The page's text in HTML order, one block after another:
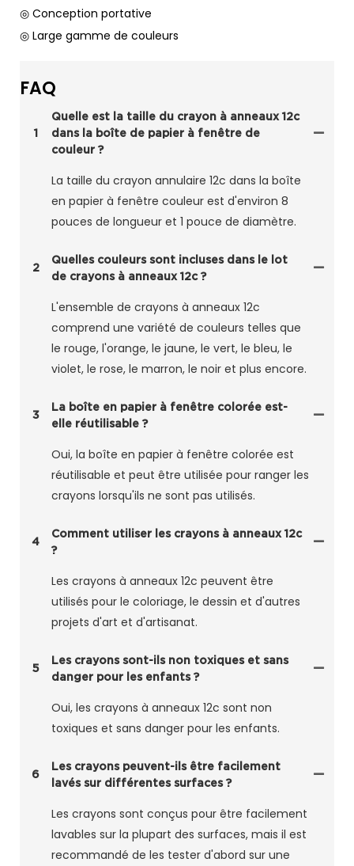
◎ Conception portative
◎ Large gamme de couleurs
FAQ
1
Quelle est la taille du crayon à anneaux 12c
dans la boîte de papier à fenêtre de
couleur ?
La taille du crayon annulaire 12c dans la boîte
en papier à fenêtre couleur est d'environ 8
pouces de longueur et 1 pouce de diamètre.
2
Quelles couleurs sont incluses dans le lot
de crayons à anneaux 12c ?
L'ensemble de crayons à anneaux 12c
comprend une variété de couleurs telles que
le rouge, l'orange, le jaune, le vert, le bleu, le
violet, le rose, le marron, le noir et plus encore.
3
La boîte en papier à fenêtre colorée est-
elle réutilisable ?
Oui, la boîte en papier à fenêtre colorée est
réutilisable et peut être utilisée pour ranger les
crayons lorsqu'ils ne sont pas utilisés.
4
Comment utiliser les crayons à anneaux 12c
?
Les crayons à anneaux 12c peuvent être
utilisés pour le coloriage, le dessin et d'autres
projets d'art et d'artisanat.
5
Les crayons sont-ils non toxiques et sans
danger pour les enfants ?
Oui, les crayons à anneaux 12c sont non
toxiques et sans danger pour les enfants.
6
Les crayons peuvent-ils être facilement
lavés sur différentes surfaces ?
Les crayons sont conçus pour être facilement
lavables sur la plupart des surfaces, mais il est
recommandé de les tester d'abord sur une